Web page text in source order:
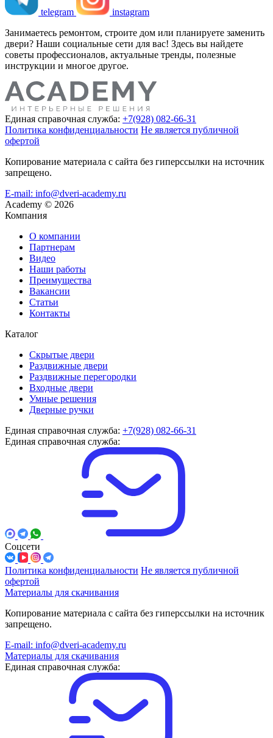
telegram
instagram
Занимаетесь ремонтом, строите дом или планируете заменить
двери? Наши социальные сети для вас! Здесь вы найдете
советы профессионалов, актуальные тренды, полезные
инструкции и многое другое.
Единая справочная служба: +7(928) 082-66-31
Политика конфиденциальности Не является публичной
офертой
Копирование материала с сайта без гиперссылки на источник
запрещено.
E-mail: info@dveri-academy.ru
Academy © 2026
Компания
О компании
Партнерам
Видео
Наши работы
Преимущества
Вакансии
Статьи
Контакты
Каталог
Скрытые двери
Раздвижные двери
Раздвижные перегородки
Входные двери
Умные решения
Дверные ручки
Единая справочная служба: +7(928) 082-66-31
Единая справочная служба:
Соцсети
Политика конфиденциальности Не является публичной
офертой
Материалы для скачивания
Копирование материала с сайта без гиперссылки на источник
запрещено.
E-mail: info@dveri-academy.ru
Материалы для скачивания
Единая справочная служба: